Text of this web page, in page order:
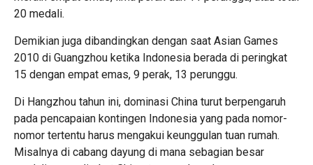
20 medali.
Demikian juga dibandingkan dengan saat Asian Games
2010 di Guangzhou ketika Indonesia berada di peringkat
15 dengan empat emas, 9 perak, 13 perunggu.
Di Hangzhou tahun ini, dominasi China turut berpengaruh
pada pencapaian kontingen Indonesia yang pada nomor-
nomor tertentu harus mengakui keunggulan tuan rumah.
Misalnya di cabang dayung di mana sebagian besar